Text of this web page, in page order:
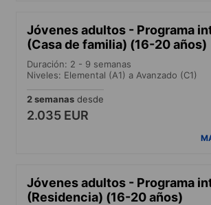
Jóvenes adultos - Programa
(Casa de familia) (16-20 años)
Duración: 2 - 9 semanas
Niveles: Elemental (A1) a Avanzado (C1)
2 semanas desde
2.035 EUR
Jóvenes adultos - Programa
(Residencia) (16-20 años)